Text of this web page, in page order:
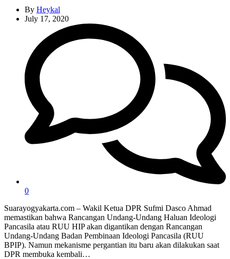
By Heykal
July 17, 2020
0
Suarayogyakarta.com – Wakil Ketua DPR Sufmi Dasco Ahmad
memastikan bahwa Rancangan Undang-Undang Haluan Ideologi
Pancasila atau RUU HIP akan digantikan dengan Rancangan
Undang-Undang Badan Pembinaan Ideologi Pancasila (RUU
BPIP). Namun mekanisme pergantian itu baru akan dilakukan saat
DPR membuka kembali…